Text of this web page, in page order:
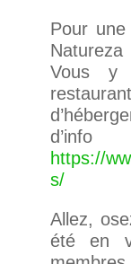
Pour
Vous y
https://
s/
Allez,
été en